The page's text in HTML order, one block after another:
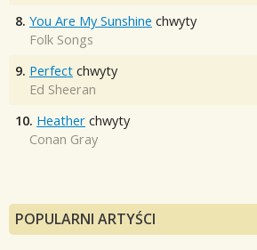
8. You Are My Sunshine chwyty
Folk Songs
9. Perfect chwyty
Ed Sheeran
10. Heather chwyty
Conan Gray
POPULARNI ARTYŚCI